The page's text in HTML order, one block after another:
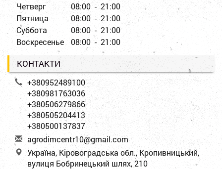
Четверг
08:00 - 21:00
Пятница
08:00 - 21:00
Суббота
08:00 - 21:00
Воскресенье
08:00 - 21:00
КОНТАКТИ
+380952489100
+380981763036
+380506279866
+380505204413
+380500137837
agrodimcentr10@gmail.com
Україна, Кіровоградська обл., Кропивницький,
вулиця Бобринецький шлях, 210